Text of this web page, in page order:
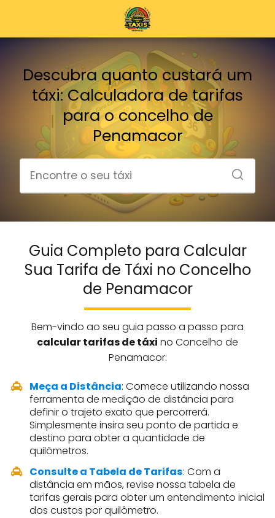
Descubra quanto custará um
táxi: Calculadora de tarifas
para o concelho de
Penamacor
Guia Completo para Calcular
Sua Tarifa de Táxi no Concelho
de Penamacor
Bem-vindo ao seu guia passo a passo para
calcular tarifas de táxi no Concelho de
Penamacor:
Meça a Distância: Comece utilizando nossa
ferramenta de medição de distância para
definir o trajeto exato que percorrerá.
Simplesmente insira seu ponto de partida e
destino para obter a quantidade de
quilômetros.
Consulte a Tabela de Tarifas: Com a
distância em mãos, revise nossa tabela de
tarifas gerais para obter um entendimento inicial
dos custos por quilômetro.